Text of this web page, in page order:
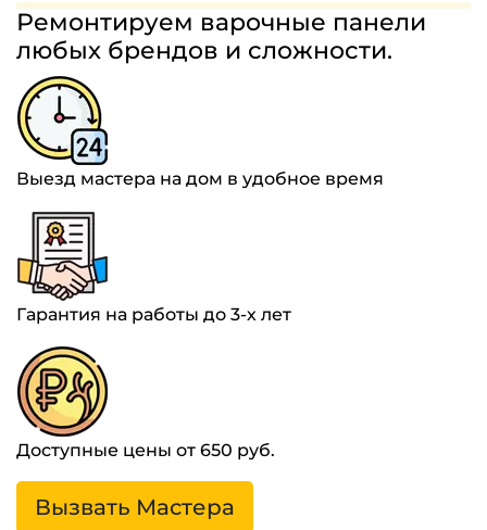
ЗАДАТЬ ВОПРОС
Ремонтируем варочные панели
любых брендов и сложности.
Выезд мастера на дом в удобное время
Гарантия на работы до 3-х лет
Доступные цены от 650 руб.
Вызвать Мастера